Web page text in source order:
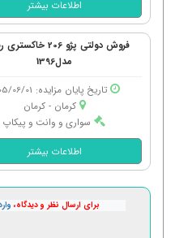
اطلاعات بیشتر
فروش دولتی پژو 206
مدل1396
تاریخ پایان مزایده: 1405/06/01
کرمان - كرمان
سواری و وانت و پیکاپ
اطلاعات بیشتر
برای ارسال نظر و دیدگاه،